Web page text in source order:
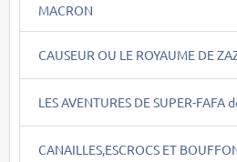
MACRON
CAUSEUR OU LE ROYAUME DE
LES AVENTURES DE SUPER-FAFA
CANAILLES,ESCROCS ET